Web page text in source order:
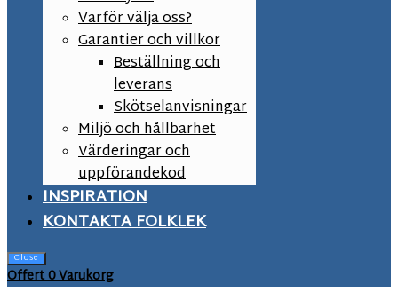
Varför välja oss?
Garantier och villkor
Beställning och
leverans
Skötselanvisningar
Miljö och hållbarhet
Värderingar och
uppförandekod
INSPIRATION
KONTAKTA FOLKLEK
Close
Offert0Varukorg